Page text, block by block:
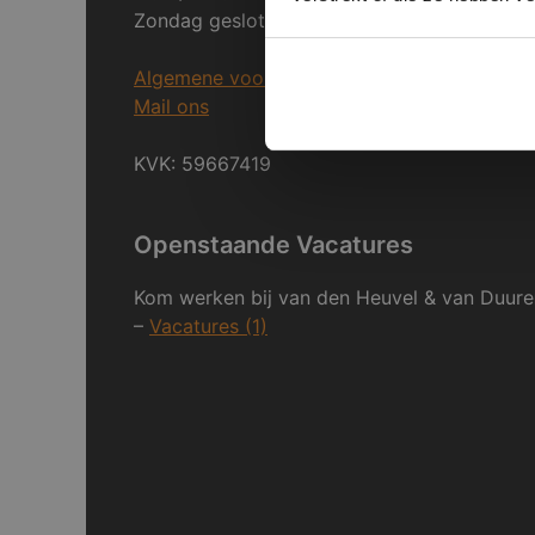
Zondag gesloten.
Algemene voorwaarden
Mail ons
KVK: 59667419
Openstaande Vacatures
Kom werken bij van den Heuvel & van
– Vacatures (1)